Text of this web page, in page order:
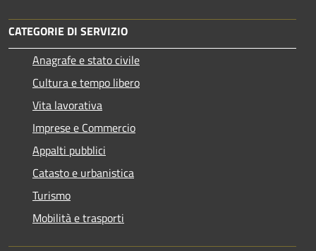
CATEGORIE DI SERVIZIO
Anagrafe e stato civile
Cultura e tempo libero
Vita lavorativa
Imprese e Commercio
Appalti pubblici
Catasto e urbanistica
Turismo
Mobilità e trasporti